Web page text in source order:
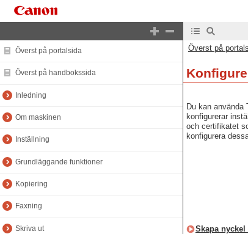
Överst på portalsida
Överst på handbokssida
Inledning
Om maskinen
Inställning
Grundläggande funktioner
Kopiering
Faxning
Skriva ut
Överst på
Du kan
konfigurerar
och certifikatet
konfigurera
Skapa